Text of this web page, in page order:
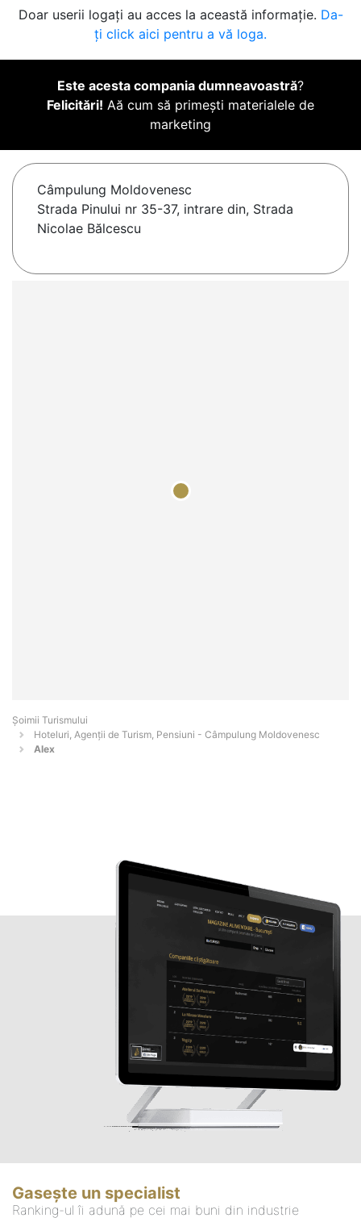
Doar userii logați au acces la această informație. Da-
ți click aici pentru a vă loga.
Este acesta compania dumneavoastră?
Felicitări! Aă cum să primești materialele de
marketing
Câmpulung Moldovenesc
Strada Pinului nr 35-37, intrare din, Strada
Nicolae Bălcescu
Șoimii Turismului
Hoteluri, Agenții de Turism, Pensiuni - Câmpulung Moldovenesc
Alex
Gasește un specialist
Ranking-ul îi adună pe cei mai buni din industrie